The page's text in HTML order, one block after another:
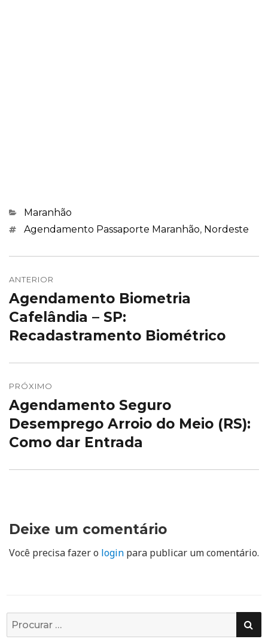
Categorias
Maranhão
Marcações
Agendamento Passaporte Maranhão, Nordeste
de
Post
ANTERIOR
Post
anterior:
Agendamento Biometria
Cafelândia – SP:
Recadastramento Biométrico
PRÓXIMO
Próximo
post:
Agendamento Seguro
Desemprego Arroio do Meio (RS):
Como dar Entrada
Deixe um comentário
Você precisa fazer o login para publicar um comentário.
Busca